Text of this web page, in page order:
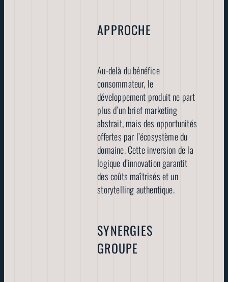
APPROCHE
Au-delà du bénéfice
consommateur, le
développement produit ne part
plus d’un brief marketing
abstrait, mais des opportunités
offertes par l’écosystème du
domaine. Cette inversion de la
logique d’innovation garantit
des coûts maîtrisés et un
storytelling authentique.
SYNERGIES
GROUPE